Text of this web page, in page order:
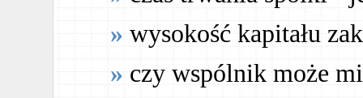
wysokość kapitału
czy wspólnik może